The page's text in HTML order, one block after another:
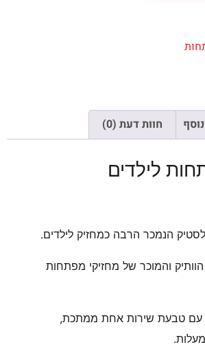
חוות דעת (0)
לילדים
הנמכר הרבה כמחזיק לילדים.
והמוכר של מחזיקי מפתחות
עם טבעת שירות אחת ממתכת,